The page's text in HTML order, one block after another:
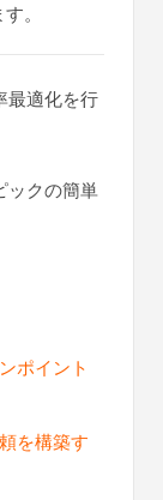
。
最適化を行
ックの簡単
ポイント
を構築す